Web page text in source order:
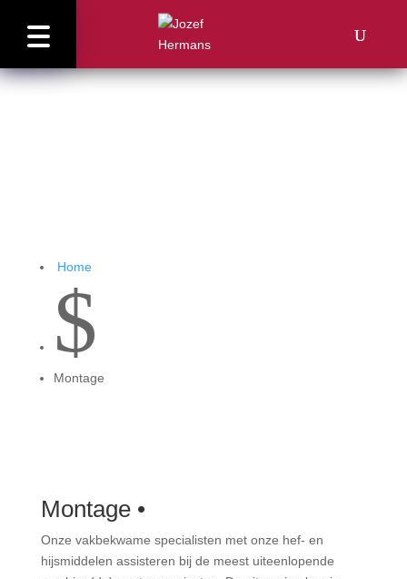
Montage•
Home
$
Montage
Montage •
Onze vakbekwame specialisten met onze hef- en
hijsmiddelen assisteren bij de meest uiteenlopende